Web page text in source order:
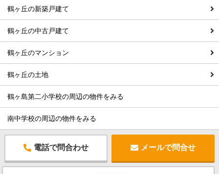
鶴ヶ丘の新築戸建て
鶴ヶ丘の中古戸建て
鶴ヶ丘のマンション
鶴ヶ丘の土地
鶴ヶ島第二小学校の周辺の物件をみる
南中学校の周辺の物件をみる
電話で問合わせ メールで問合せ